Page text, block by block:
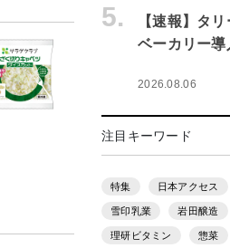
5.
【速報】タ
ベーカリー
2026.08.06
注目キーワード
特集 日本アクセス
雪印乳業 岩田醸造
理研ビタミン 惣菜